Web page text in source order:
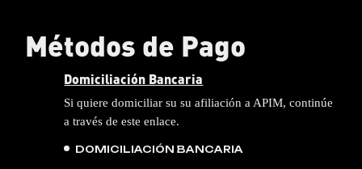
Métodos de Pago
Domiciliación Bancaria
Si quiere domiciliar su su afiliación a APIM, continúe
a través de este enlace.
DOMICILIACIÓN BANCARIA